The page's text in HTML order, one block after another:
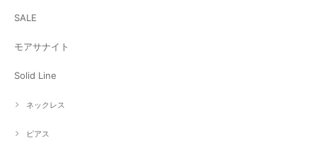
SALE
モアサナイト
Solid Line
ネックレス
ピアス